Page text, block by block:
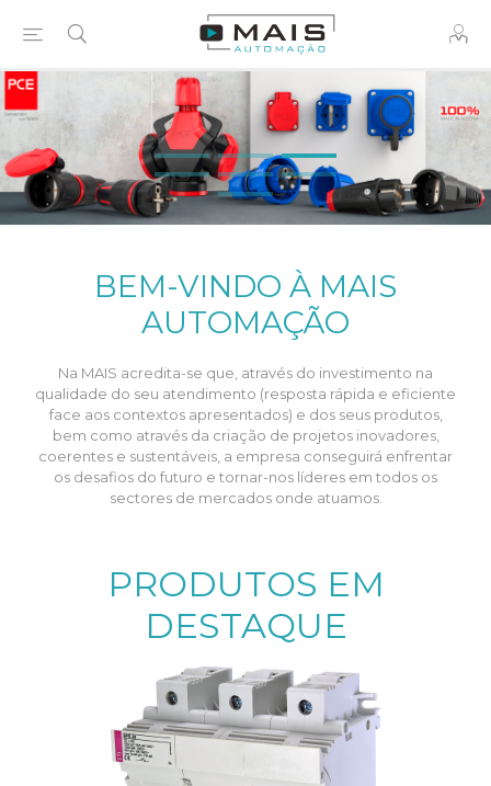
BEM-VINDO À MAIS
AUTOMAÇÃO
Na MAIS acredita-se que, através do investimento na
qualidade do seu atendimento (resposta rápida e eficiente
face aos contextos apresentados) e dos seus produtos,
bem como através da criação de projetos inovadores,
coerentes e sustentáveis, a empresa conseguirá enfrentar
os desafios do futuro e tornar-nos líderes em todos os
sectores de mercados onde atuamos.
PRODUTOS EM
DESTAQUE